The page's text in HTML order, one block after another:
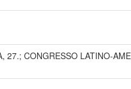
27.; CONGRESSO LATINO-